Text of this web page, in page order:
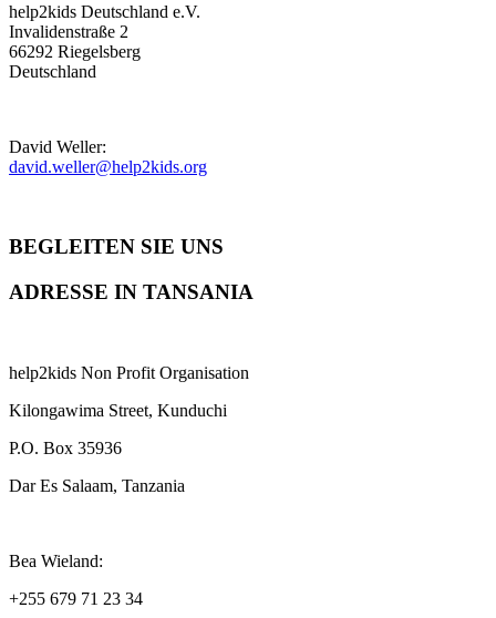
help2kids Deutschland e.V.
Invalidenstraße 2
66292 Riegelsberg
Deutschland
David Weller:
david.weller@help2kids.org
BEGLEITEN SIE UNS
ADRESSE IN TANSANIA
help2kids Non Profit Organisation
Kilongawima Street, Kunduchi
P.O. Box 35936
Dar Es Salaam, Tanzania
Bea Wieland:
+255 679 71 23 34